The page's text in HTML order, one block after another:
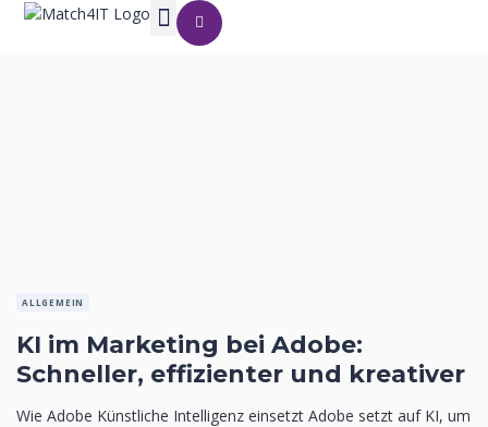
ALLGEMEIN
KI im Marketing bei Adobe:
Schneller, effizienter und kreativer
Wie Adobe Künstliche Intelligenz einsetzt Adobe setzt auf KI, um